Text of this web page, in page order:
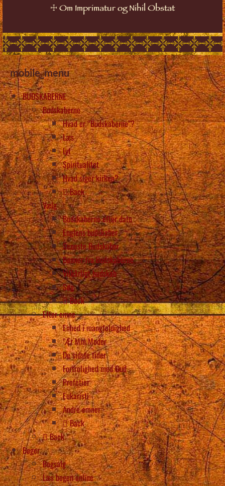
☩ Om Imprimatur og Nihil Obstat
mobile_menu
BUDSKABERNE
Budskaberne
Hvad er “Budskaberne”?
Læs
Lyt
Spiritualitet
Hvad siger kirken?
Back
Vælg
Budskaberne efter dato
Englens budskaber
Seneste Budskaber
Bønner fra Budskaberne
Vilkårligt budskab
Søg
Back
Efter emne
Enhed i mangfoldighed
“Ær Min Moder
De sidste tider
Fortrolighed med Gud
Profetier
Eukaristi
Andre emner
Back
Back
Bøger
Bogsalg
Læs bogen online